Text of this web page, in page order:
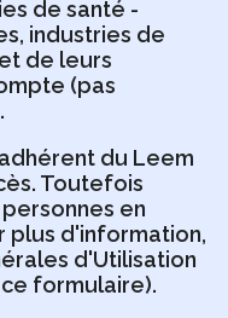
de santé -
industries de
de leurs
(pas
du Leem
Toutefois
en
plus d'information,
d'Utilisation
formulaire).